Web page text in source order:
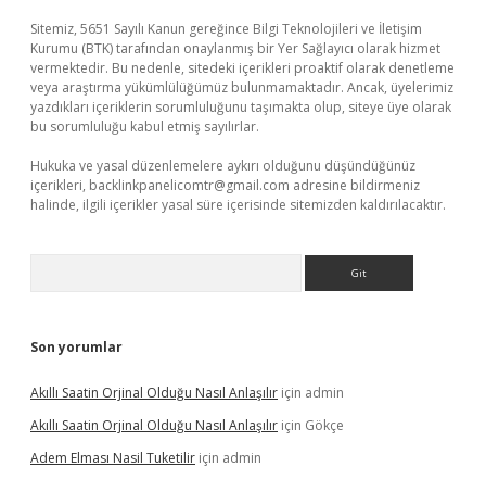
Sitemiz, 5651 Sayılı Kanun gereğince Bilgi Teknolojileri ve İletişim
Kurumu (BTK) tarafından onaylanmış bir Yer Sağlayıcı olarak hizmet
vermektedir. Bu nedenle, sitedeki içerikleri proaktif olarak denetleme
veya araştırma yükümlülüğümüz bulunmamaktadır. Ancak, üyelerimiz
yazdıkları içeriklerin sorumluluğunu taşımakta olup, siteye üye olarak
bu sorumluluğu kabul etmiş sayılırlar.
Hukuka ve yasal düzenlemelere aykırı olduğunu düşündüğünüz
içerikleri, backlinkpanelicomtr@gmail.com adresine bildirmeniz
halinde, ilgili içerikler yasal süre içerisinde sitemizden kaldırılacaktır.
Son yorumlar
Akıllı Saatin Orjinal Olduğu Nasıl Anlaşılır için admin
Akıllı Saatin Orjinal Olduğu Nasıl Anlaşılır için Gökçe
Adem Elması Nasil Tuketilir için admin